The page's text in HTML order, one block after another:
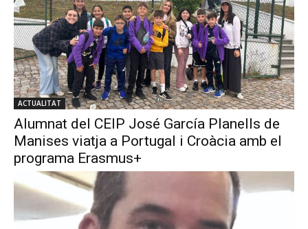
ACTUALITAT
Alumnat del CEIP José García Planells de
Manises viatja a Portugal i Croàcia amb el
programa Erasmus+